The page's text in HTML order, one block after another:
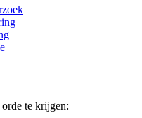
te krijgen: